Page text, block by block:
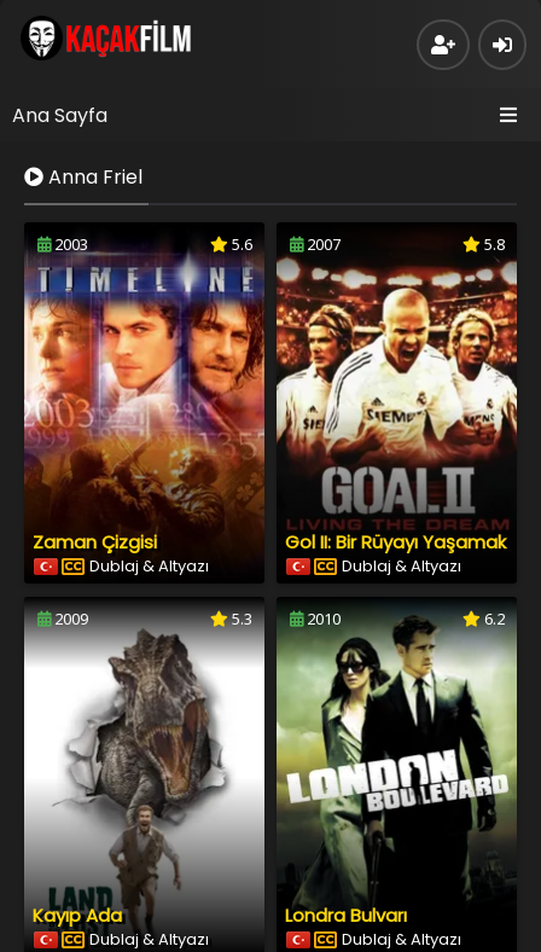
Ana Sayfa
Anna Friel
2003 5.6
Zaman Çizgisi
Dublaj & Altyazı
2007 5.8
Gol II: Bir Rüyayı Yaşamak
Dublaj & Altyazı
2009 5.3
Kayıp Ada
Dublaj & Altyazı
2010 6.2
Londra Bulvarı
Dublaj & Altyazı